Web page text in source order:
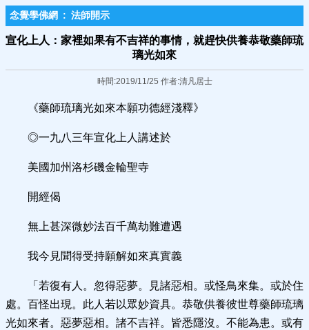
念覺學佛網 : 法師開示
宣化上人：家裡如果有不吉祥的事情，就趕快供養恭敬藥師琉
璃光如來
時間:2019/11/25 作者:清凡居士
《藥師琉璃光如來本願功德經淺釋》
◎一九八三年宣化上人講述於
美國加州洛杉磯金輪聖寺
開經偈
無上甚深微妙法百千萬劫難遭遇
我今見聞得受持願解如來真實義
「若復有人。忽得惡夢。見諸惡相。或怪鳥來集。或於住
處。百怪出現。此人若以眾妙資具。恭敬供養彼世尊藥師琉璃
光如來者。惡夢惡相。諸不吉祥。皆悉隱沒。不能為患。或有